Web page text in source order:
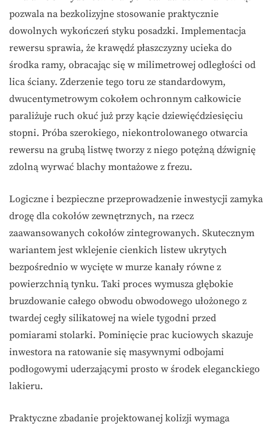
pozwala na bezkolizyjne stosowanie praktycznie
dowolnych wykończeń styku posadzki. Implementacja
rewersu sprawia, że krawędź płaszczyzny ucieka do
środka ramy, obracając się w milimetrowej odległości od
lica ściany. Zderzenie tego toru ze standardowym,
dwucentymetrowym cokołem ochronnym całkowicie
paraliżuje ruch okuć już przy kącie dziewięćdziesięciu
stopni. Próba szerokiego, niekontrolowanego otwarcia
rewersu na grubą listwę tworzy z niego potężną dźwignię
zdolną wyrwać blachy montażowe z frezu.
Logiczne i bezpieczne przeprowadzenie inwestycji zamyka
drogę dla cokołów zewnętrznych, na rzecz
zaawansowanych cokołów zintegrowanych. Skutecznym
wariantem jest wklejenie cienkich listew ukrytych
bezpośrednio w wycięte w murze kanały równe z
powierzchnią tynku. Taki proces wymusza głębokie
bruzdowanie całego obwodu obwodowego ułożonego z
twardej cegły silikatowej na wiele tygodni przed
pomiarami stolarki. Pominięcie prac kuciowych skazuje
inwestora na ratowanie się masywnymi odbojami
podłogowymi uderzającymi prosto w środek eleganckiego
lakieru.
Praktyczne zbadanie projektowanej kolizji wymaga